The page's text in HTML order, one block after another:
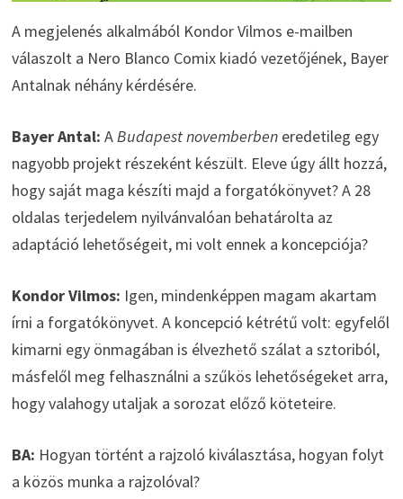
A megjelenés alkalmából Kondor Vilmos e-mailben
válaszolt a Nero Blanco Comix kiadó vezetőjének, Bayer
Antalnak néhány kérdésére.
Bayer Antal: ABudapest novemberbeneredetileg egy
nagyobb projekt részeként készült. Eleve úgy állt hozzá,
hogy saját maga készíti majd a forgatókönyvet? A 28
oldalas terjedelem nyilvánvalóan behatárolta az
adaptáció lehetőségeit, mi volt ennek a koncepciója?
Kondor Vilmos: Igen, mindenképpen magam akartam
írni a forgatókönyvet. A koncepció kétrétű volt: egyfelől
kimarni egy önmagában is élvezhető szálat a sztoriból,
másfelől meg felhasználni a szűkös lehetőségeket arra,
hogy valahogy utaljak a sorozat előző köteteire.
BA: Hogyan történt a rajzoló kiválasztása, hogyan folyt
a közös munka a rajzolóval?